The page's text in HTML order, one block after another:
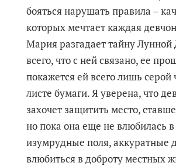
бояться нарушать правила –
которых мечтает каждая
Мария разгадает тайну
всего, что с ней связано, ее
покажется ей всего лишь серой
листе бумаги. Я уверена, что
захочет защитить место,
но пока она еще не влюбилась в
изумрудные поля, аккуратные
влюбиться в доброту местных